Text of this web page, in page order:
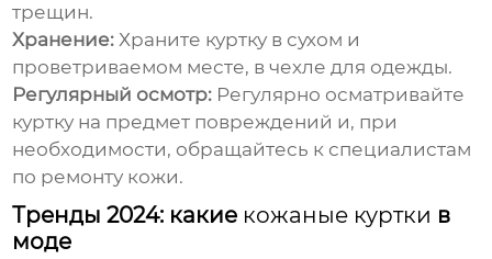
трещин.
Хранение: Храните куртку в сухом и
проветриваемом месте, в чехле для одежды.
Регулярный осмотр: Регулярно осматривайте
куртку на предмет повреждений и, при
необходимости, обращайтесь к специалистам
по ремонту кожи.
Тренды 2024: какие кожаные куртки в
моде